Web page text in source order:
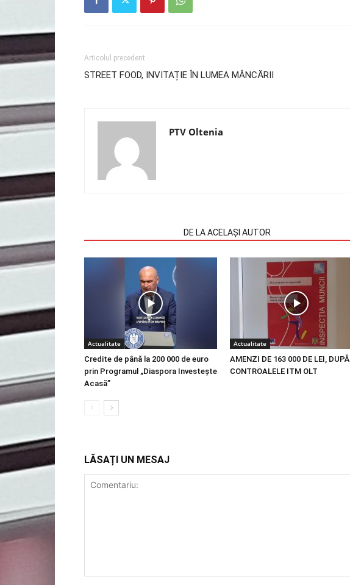
Articolul precedent
STREET FOOD, INVITAȚIE ÎN LUMEA MÂNCĂRII
PTV Oltenia
DE LA ACELAȘI AUTOR
Actualitate
Credite de până la 200 000 de euro
prin Programul „Diaspora Investește
Acasă”
Actualitate
AMENZI DE 163 000 DE LEI, DUPĂ
CONTROALELE ITM OLT
LĂSAȚI UN MESAJ